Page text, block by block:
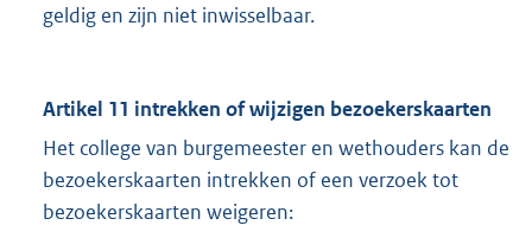
geldig en zijn niet inwisselbaar.
Artikel 11 intrekken of wijzigen bezoekerskaarten
Het college van burgemeester en wethouders kan de
bezoekerskaarten intrekken of een verzoek tot
bezoekerskaarten weigeren: